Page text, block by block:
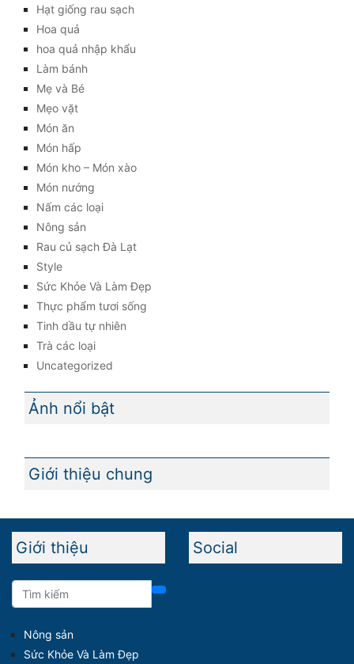
Hạt giống rau sạch
Hoa quả
hoa quả nhập khẩu
Làm bánh
Mẹ và Bé
Mẹo vặt
Món ăn
Món hấp
Món kho – Món xào
Món nướng
Nấm các loại
Nông sản
Rau củ sạch Đà Lạt
Style
Sức Khỏe Và Làm Đẹp
Thực phẩm tươi sống
Tinh dầu tự nhiên
Trà các loại
Uncategorized
Ảnh nổi bật
Giới thiệu chung
Giới thiệu
Nông sản
Sức Khỏe Và Làm Đẹp
Social